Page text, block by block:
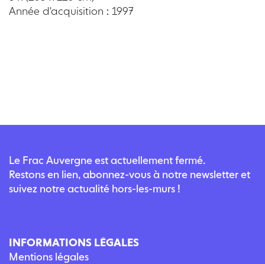
Année d'acquisition : 1997
Le Frac Auvergne est actuellement fermé.
Restons en lien, abonnez-vous à notre newsletter et
suivez notre actualité hors-les-murs !
INFORMATIONS LÉGALES
Mentions légales